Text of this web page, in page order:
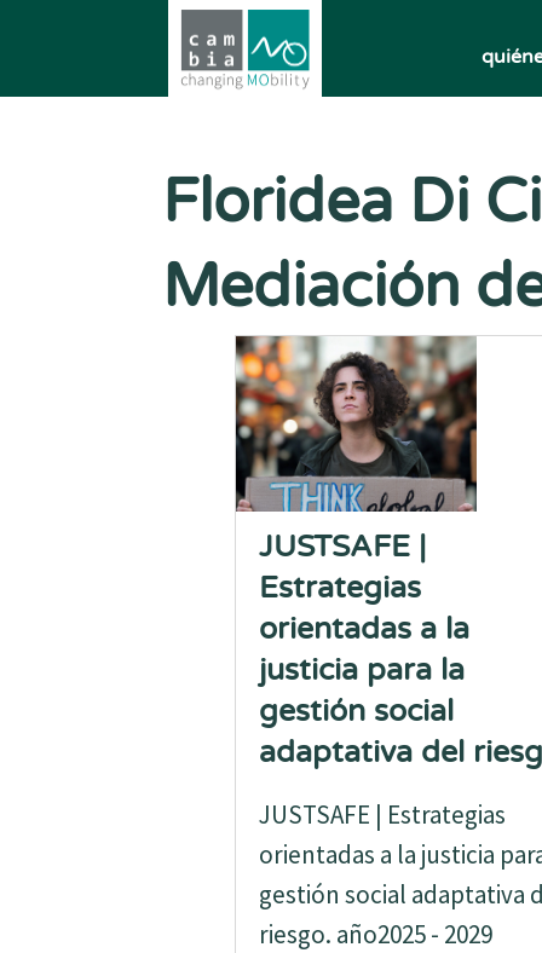
Floridea Di
Mediación
JUSTSAFE |
Estrategias
orientadas a la
justicia para la
gestión social
adaptativa del
JUSTSAFE | Estrategias
orientadas a la justicia
gestión social adaptativa
riesgo. año2025 - 2029